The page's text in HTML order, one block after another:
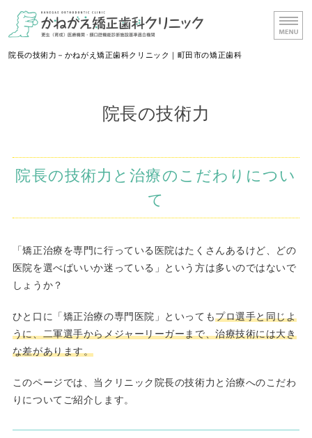
かねがえ矯正歯科
院長の技術力－かねがえ矯正歯科クリニック｜町田市の矯正歯科
料金表
院長の技術力
院長の技術力と治療のこだわりについ
て
「矯正治療を専門に行っている医院はたくさんあるけど、どの
医院を選べばいいか迷っている」という方は多いのではないで
しょうか？
ひと口に「矯正治療の専門医院」といってもプロ選手と同じよ
うに、二軍選手からメジャーリーガーまで、治療技術には大き
な差があります。
このページでは、当クリニック院長の技術力と治療へのこだわ
りについてご紹介します。